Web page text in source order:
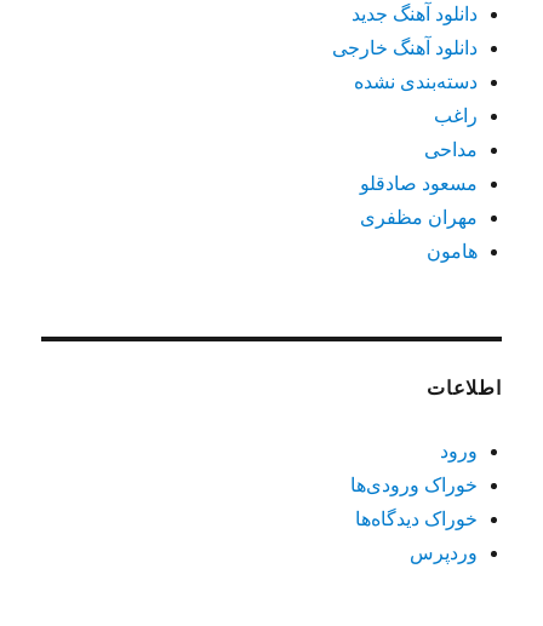
دانلود آهنگ جدید
دانلود آهنگ خارجی
دسته‌بندی نشده
راغب
مداحی
مسعود صادقلو
مهران مظفری
هامون
اطلاعات
ورود
خوراک ورودی‌ها
خوراک دیدگاه‌ها
وردپرس